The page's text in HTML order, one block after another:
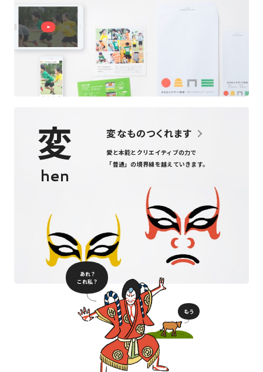
変
hen
変なものつくれます
愛と本能とクリエイティブの力で
「普通」の境界線を越えていきます。
あれ？
これ私？
もう